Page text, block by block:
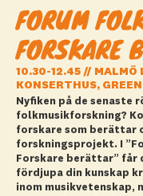
FORUM
FORSKARE
10.30-12.45 // MALMÖ
KONSERTHUS, GREEN
Nyfiken på de senaste
folkmusikforskning?
forskare som berättar
forskningsprojekt. I
Forskare berättar”
fördjupa din kunskap
inom musikvetenskap,